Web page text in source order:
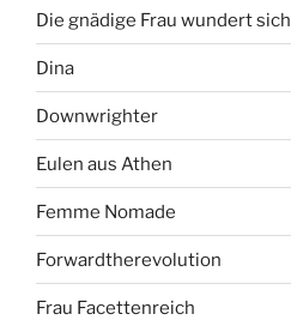
Die gnädige Frau wundert sich
Dina
Downwrighter
Eulen aus Athen
Femme Nomade
Forwardtherevolution
Frau Facettenreich